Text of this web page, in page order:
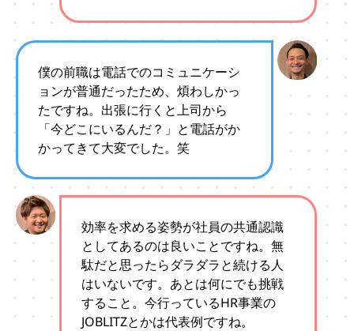
僕の前職は電話でのコミュニケーシ
ョンが普通だったため、煩わしかっ
たですね。出張に行くと上司から
「今どこにいるんだ？」と電話がか
かってきて大変でした。笑
効率を求める姿勢が社員の共通認識
としてあるのは良いことですね。無
駄だと思ったらダラダラと続ける人
はいないです。あとは何にでも挑戦
すること。今行っているHR事業の
JOBLITZとかは代表例ですね。